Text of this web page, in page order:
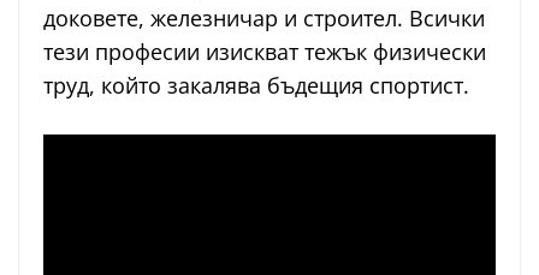
доковете, железничар и строител. Всички
тези професии изискват тежък физически
труд, който закалява бъдещия спортист.